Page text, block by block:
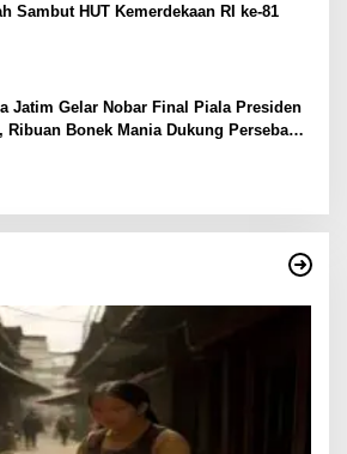
Sambut HUT Kemerdekaan RI ke-81
Jatim Gelar Nobar Final Piala Presiden
Ribuan Bonek Mania Dukung Persebaya